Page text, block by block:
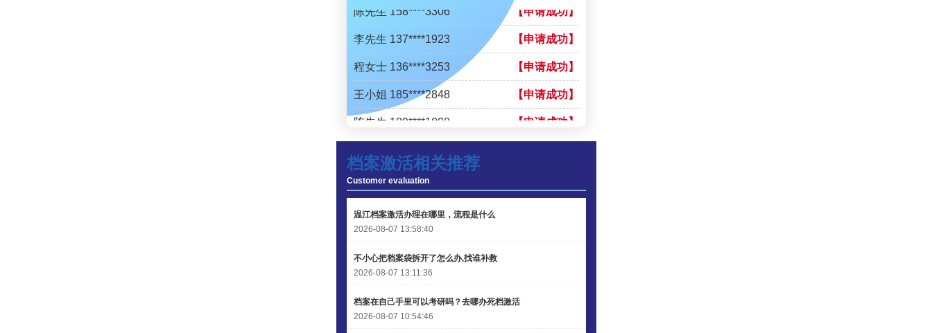
陈先生 158****3306 【申请成功】
李先生 137****1923 【申请成功】
程女士 136****3253 【申请成功】
王小姐 185****2848 【申请成功】
陈先生 189****1098 【申请成功】
程女士 134****3518
王小姐 181****2354 【申请成功】
陈先生 158****3306
李先生 137****1923
王小姐 185****2848
档案激活相关推荐
Customer evaluation
温江档案激活办理在哪里，流程是什么
2026-08-07 13:58:40
不小心把档案袋拆开了怎么办,找谁补救
2026-08-07 13:11:36
档案在自己手里可以考研吗？去哪办死档激活
2026-08-07 10:54:46